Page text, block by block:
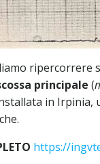
ripercorrere
principale (
in
https://